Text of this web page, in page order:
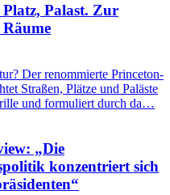
Palast. Zur
Der renommierte Princeton-
Straßen, Plätze und Paläste
und formuliert durch da…
„Die
konzentriert sich